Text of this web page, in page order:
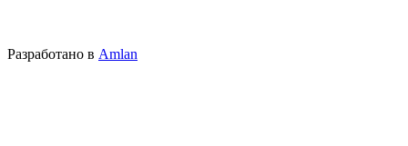
Разработано в Amlan